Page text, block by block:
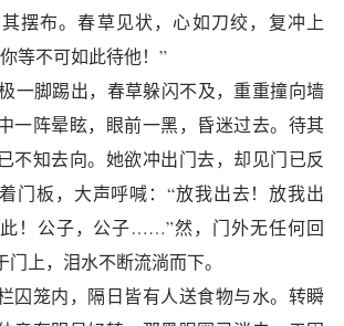
摆布。春草见状，心如刀绞，复冲上
等不可如此待他！”
一脚踢出，春草躲闪不及，重重撞向墙
一阵晕眩，眼前一黑，昏迷过去。待其
不知去向。她欲冲出门去，却见门已反
门板，大声呼喊：“放我出去！放我出
！公子，公子……”然，门外无任何回
上，泪水不断流淌而下。
囚笼内，隔日皆有人送食物与水。转瞬